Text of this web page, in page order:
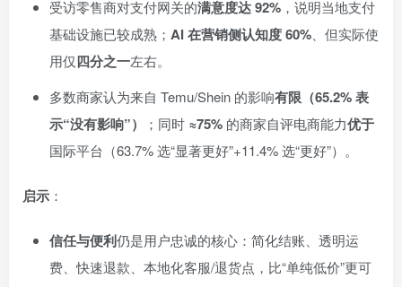
受访零售商对支付网关的满意度达 92% ，说明当地支付
基础设施已较成熟； AI 在营销侧认知度 60% 、但实际使
用仅四分之一左右。
多数商家认为来自 Temu/Shein 的影响有限（65.2% 表
示“没有影响”）
；同时 ≈75% 的商家自评电商能力优于
国际平台（63.7% 选“显著更好”+11.4% 选“更好”）。
启示 ：
信任与便利仍是用户忠诚的核心：简化结账、透明运
费、快速退款、本地化客服/退货点，比“单纯低价”更可